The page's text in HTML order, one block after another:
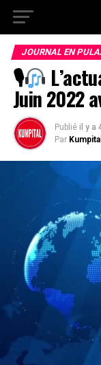
JOURNAL EN
🎙
Juin
Publié il y a
Par Kumpital